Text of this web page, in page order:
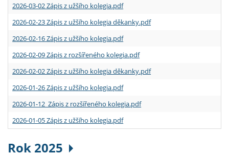
2026-03-02 Zápis z užšího kolegia.pdf
2026-02-23 Zápis z užšího kolegia děkanky.pdf
2026-02-16 Zápis z užšího kolegia.pdf
2026-02-09 Zápis z rozšířeného kolegia.pdf
2026-02-02 Zápis z užšího kolegia děkanky.pdf
2026-01-26 Zápis z užšího kolegia.pdf
2026-01-12 Zápis z rozšířeného kolegia.pdf
2026-01-05 Zápis z užšího kolegia.pdf
Rok 2025